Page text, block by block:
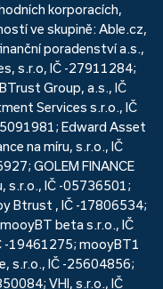
korporacích,
ve skupině: Able.cz,
poradenství a.s.,
s.r.o, IČ -27911284;
Group, a.s., IČ
Services s.r.o., IČ
Edward Asset
na míru, s.r.o., IČ
GOLEM FINANCE
s.r.o., IČ -05736501;
Btrust , IČ -17806534;
beta s.r.o., IČ
-19461275; mooyBT1
s.r.o., IČ -25604856;
VHI, s.r.o., IČ